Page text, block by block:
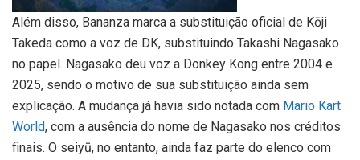
Além disso, Bananza marca a substituição oficial de Kōji
Takeda como a voz de DK, substituindo Takashi Nagasako
no papel. Nagasako deu voz a Donkey Kong entre 2004 e
2025, sendo o motivo de sua substituição ainda sem
explicação. A mudança já havia sido notada com Mario Kart
World, com a ausência do nome de Nagasako nos créditos
finais. O seiyū, no entanto, ainda faz parte do elenco com